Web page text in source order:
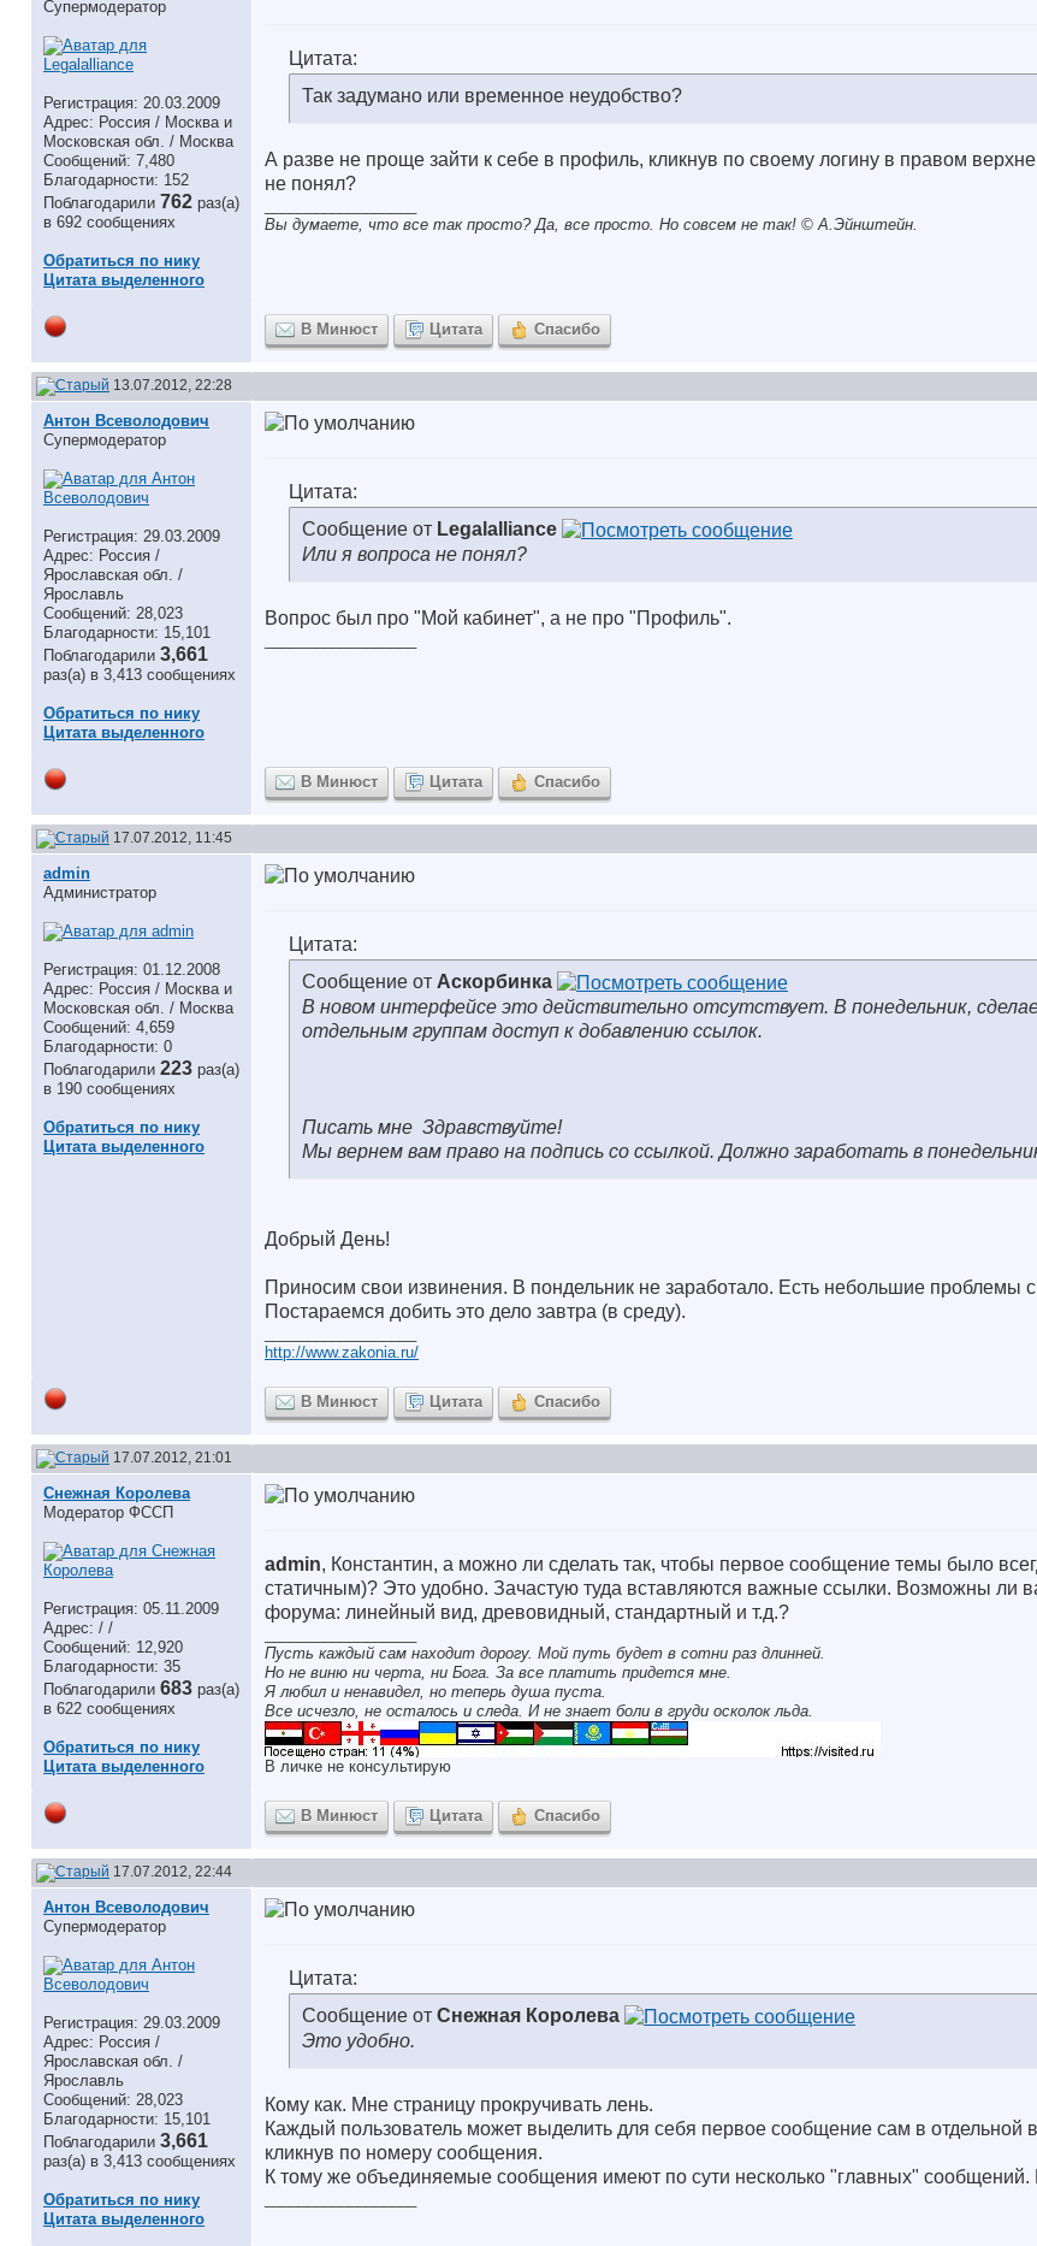
Супермодератор
Регистрация: 20.03.2009
Адрес: Россия / Москва и
Московская обл. / Москва
Сообщений: 7,480
Благодарности: 152
Поблагодарили 762 раз(а)
в 692 сообщениях
Обратиться по нику
Цитата выделенного
Цитата:
Так задумано или временное неудобство?
А разве не проще зайти к себе в профиль, кликнув по своему логину в правом
не понял?
Вы думаете, что все так просто? Да, все просто. Но совсем не так! © A.Эйнштейн.
В Минюст Цитата Спасибо
13.07.2012, 22:28
Антон Всеволодович
Супермодератор
Регистрация: 29.03.2009
Адрес: Россия /
Ярославская обл. /
Ярославль
Сообщений: 28,023
Благодарности: 15,101
Поблагодарили 3,661
раз(а) в 3,413 сообщениях
Обратиться по нику
Цитата выделенного
Цитата:
Сообщение от Legalalliance
Или я вопроса не понял?
Вопрос был про "Мой кабинет", а не про "Профиль".
В Минюст Цитата Спасибо
17.07.2012, 11:45
аdmin
Администратор
Регистрация: 01.12.2008
Адрес: Россия / Москва и
Московская обл. / Москва
Сообщений: 4,659
Благодарности: 0
Поблагодарили 223 раз(а)
в 190 сообщениях
Обратиться по нику
Цитата выделенного
Цитата:
Сообщение от Аскорбинка
В новом интерфейсе это действительно отсутствует. В понедельник,
отдельным группам доступ к добавлению ссылок.
Писать мне Здравствуйте!
Мы вернем вам право на подпись со ссылкой. Должно заработать в
Добрый День!
Приносим свои извинения. В пондельник не заработало. Есть небольшие проблемы
Постараемся добить это дело завтра (в среду).
http://www.zakonia.ru/
В Минюст Цитата Спасибо
17.07.2012, 21:01
Снежная Королева
Модератор ФССП
Регистрация: 05.11.2009
Адрес: / /
Сообщений: 12,920
Благодарности: 35
Поблагодарили 683 раз(а)
в 622 сообщениях
Обратиться по нику
Цитата выделенного
аdmin, Константин, а можно ли сделать так, чтобы первое сообщение темы было
статичным)? Это удобно. Зачастую туда вставляются важные ссылки. Возможны ли
форума: линейный вид, древовидный, стандартный и т.д.?
Пусть каждый сам находит дорогу. Мой путь будет в сотни раз длинней.
Но не виню ни черта, ни Бога. За все платить придется мне.
Я любил и ненавидел, но теперь душа пуста.
Все исчезло, не осталось и следа. И не знает боли в груди осколок льда.
В личке не консультирую
В Минюст Цитата Спасибо
17.07.2012, 22:44
Антон Всеволодович
Супермодератор
Регистрация: 29.03.2009
Адрес: Россия /
Ярославская обл. /
Ярославль
Сообщений: 28,023
Благодарности: 15,101
Поблагодарили 3,661
раз(а) в 3,413 сообщениях
Обратиться по нику
Цитата выделенного
Цитата:
Сообщение от Снежная Королева
Это удобно.
Кому как. Мне страницу прокручивать лень.
Каждый пользователь может выделить для себя первое сообщение сам в отдельной
кликнув по номеру сообщения.
К тому же объединяемые сообщения имеют по сути несколько "главных" сообщений.